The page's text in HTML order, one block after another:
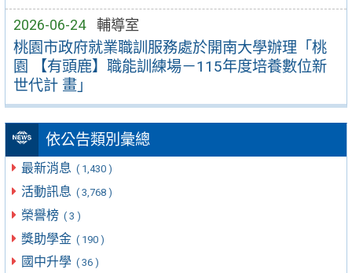
2026-06-24 輔導室
桃園市政府就業職訓服務處於開南大學辦理「桃
園 【有頭鹿】職能訓練場－115年度培養數位新
世代計 畫」
依公告類別彙總
最新消息 ( 1,430 )
活動訊息 ( 3,768 )
榮譽榜 ( 3 )
獎助學金 ( 190 )
國中升學 ( 36 )